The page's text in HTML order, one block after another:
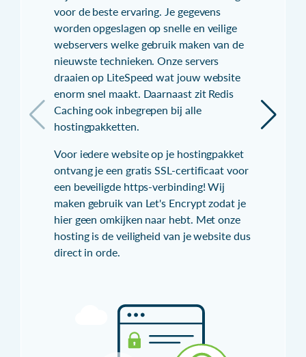
voor de beste ervaring. Je gegevens
worden opgeslagen op snelle en veilige
webservers welke gebruik maken van de
nieuwste technieken. Onze servers
draaien op LiteSpeed wat jouw website
enorm snel maakt. Daarnaast zit Redis
Caching ook inbegrepen bij alle
hostingpakketten.
Voor iedere website op je hostingpakket
ontvang je een gratis SSL-certificaat voor
een beveiligde https-verbinding! Wij
maken gebruik van Let's Encrypt zodat je
hier geen omkijken naar hebt. Met onze
hosting is de veiligheid van je website dus
direct in orde.